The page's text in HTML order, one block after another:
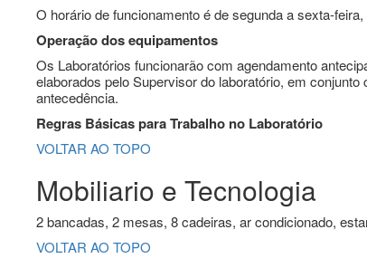
O horário de funcionamento é de segunda a sexta-
Operação dos equipamentos
Os Laboratórios funcionarão com agendamento
elaborados pelo Supervisor do laboratório, em
antecedência.
Regras Básicas para Trabalho no Laboratório
VOLTAR AO TOPO
Mobiliario e Tecnologia
2 bancadas, 2 mesas, 8 cadeiras, ar condicionado,
VOLTAR AO TOPO